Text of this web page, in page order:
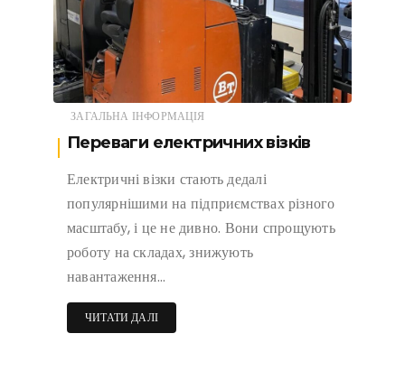
ЗАГАЛЬНА ІНФОРМАЦІЯ
Переваги електричних візків
Електричні візки стають дедалі
популярнішими на підприємствах різного
масштабу, і це не дивно. Вони спрощують
роботу на складах, знижують
навантаження…
ЧИТАТИ ДАЛІ